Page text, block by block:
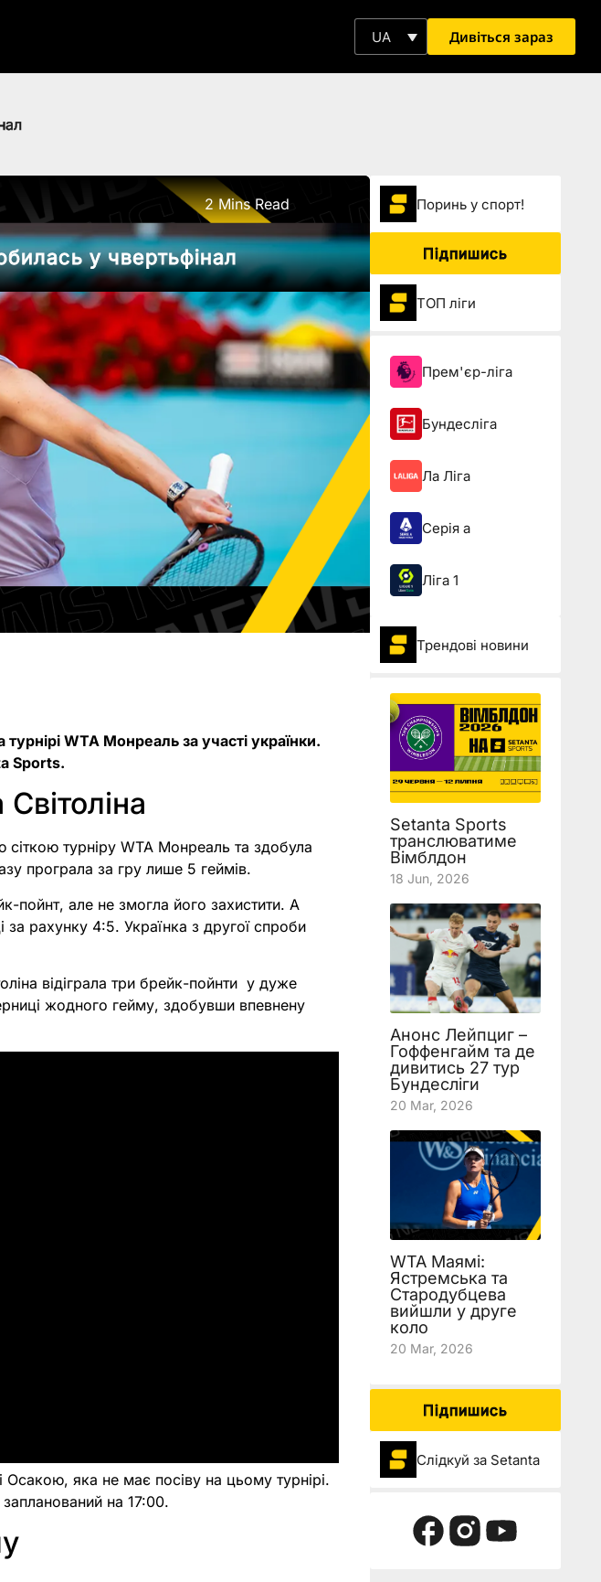
UA Дивіться зараз
2 Mins Read
у чвертьфінал
WTA Монреаль за участі українки.
Sports.
сіткою турніру WTA Монреаль та здобула
програла за гру лише 5 геймів.
пойнт, але не змогла його захистити. А
за рахунку 4:5. Українка з другої спроби
відіграла три брейк-пойнти у дуже
жодного гейму, здобувши впевнену
Осакою, яка не має посіву на цьому турнірі.
на 17:00.
Поринь у спорт!
Підпишись
ТОП ліги
Прем'єр-ліга
Бундесліга
Ла Ліга
Серія а
Ліга 1
Трендові новини
Setanta Sports
транслюватиме
Вімблдон
18 Jun, 2026
Анонс Лейпциг –
Гоффенгайм та де
дивитись 27 тур
Бундесліги
20 Mar, 2026
WTA Маямі:
Ястремська та
Стародубцева
вийшли у друге
коло
20 Mar, 2026
Підпишись
Слідкуй за Setanta